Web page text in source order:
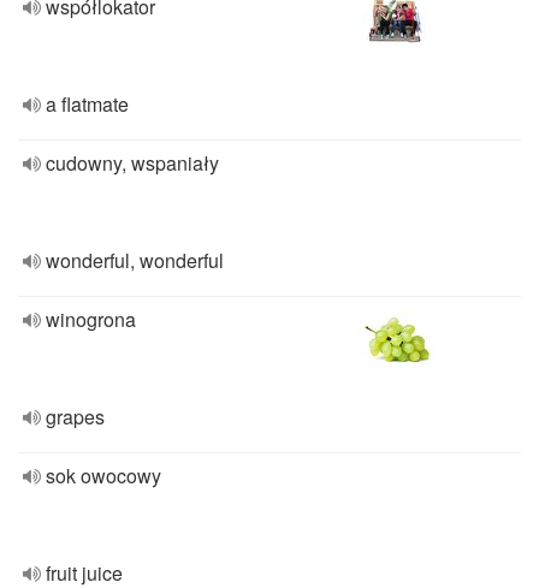
współlokator
a flatmate
cudowny, wspaniały
wonderful, wonderful
winogrona
grapes
sok owocowy
fruit juice